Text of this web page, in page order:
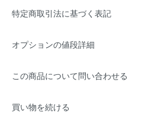
特定商取引法に基づく表記
オプションの値段詳細
この商品について問い合わせる
買い物を続ける